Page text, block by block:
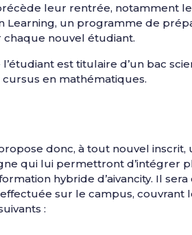
leur rentrée, notamment
Learning, un programme de
nouvel étudiant.
est titulaire d’un bac
cursus en mathématiques.
donc, à tout nouvel inscrit,
qui lui permettront d’intégrer
hybride d’aivancity. Il
sur le campus, couvrant
: